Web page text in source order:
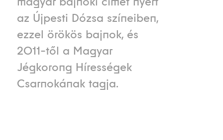
az Újpesti Dózsa színeiben,
ezzel örökös bajnok, és
2011-től a Magyar
Jégkorong Hírességek
Csarnokának tagja.